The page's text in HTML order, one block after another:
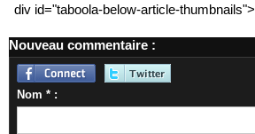
div id="taboola-below-article-thumbnails">
Nouveau commentaire :
Nom * :